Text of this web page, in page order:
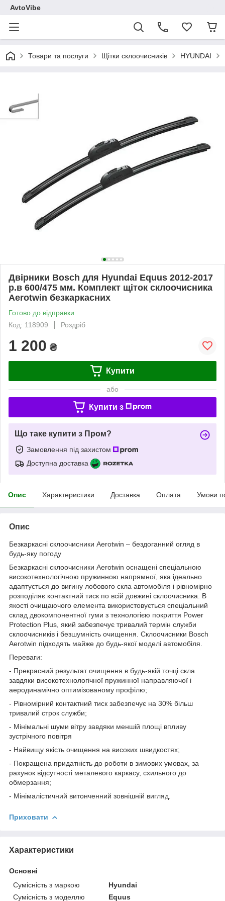
AvtoVibe
Товари та послуги Щітки склоочисників HYUNDAI
Двірники Bosch для Hyundai Equus 2012-2017
р.в 600/475 мм. Комплект щіток склоочисника
Aerotwin безкаркасних
Готово до відправки
Код: 118909
Роздріб
1 200 ₴
Купити
або
Купити з
Що таке купити з Пром?
Замовлення під захистом
Доступна доставка
Опис Характеристики Доставка Оплата Умови
Опис
Безкаркасні склоочисники Aerotwin – бездоганний огляд в
будь-яку погоду
Безкаркасні склоочисники Aerotwin оснащені спеціальною
високотехнологічною пружинною напрямної, яка ідеально
адаптується до вигину лобового скла автомобіля і рівномірно
розподіляє контактний тиск по всій довжині склоочисника. В
якості очищаючого елемента використовується спеціальний
склад двокомпонентної гуми з технологією покриття Power
Protection Plus, який забезпечує тривалий термін служби
склоочисників і безшумність очищення. Склоочисники Bosch
Aerotwin підходять майже до будь-якої моделі автомобіля.
Переваги:
- Прекрасний результат очищення в будь-якій точці скла
завдяки високотехнологічної пружинної направляючої і
аеродинамічно оптимізованому профілю;
- Рівномірний контактний тиск забезпечує на 30% більш
тривалий строк служби;
- Мінімальні шуми вітру завдяки меншій площі впливу
зустрічного повітря
- Найвищу якість очищення на високих швидкостях;
- Покращена придатність до роботи в зимових умовах, за
рахунок відсутності металевого каркасу, схильного до
обмерзання;
- Мінімалістичний витонченний зовнішній вигляд.
Приховати
Характеристики
Основні
Сумісність з маркою
Hyundai
Сумісність з моделлю
Equus